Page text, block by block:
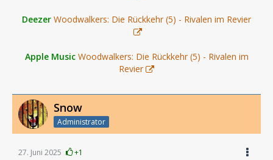
Deezer Woodwalkers: Die Rückkehr (5) - Rivalen im Revier
Apple Music Woodwalkers: Die Rückkehr (5) - Rivalen im
Revier
Snow
Administrator
27. Juni 2025 +1